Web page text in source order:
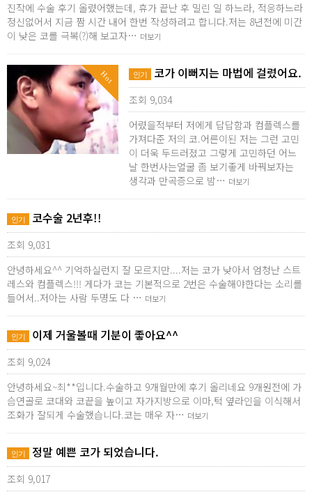
진작에 수술 후기 올렸어했는데, 휴가 끝난 후 밀린 일 하느라, 적응하느라
정신없어서 지금 짬 시간 내어 한번 작성하려고 합니다.저는 8년전에 미간
이 낮은 코를 극복(?)해 보고자… 더보기
Hot 인기 코가 이뻐지는 마법에 걸렸어요.
조회 9,034
어렸을적부터 저에게 답답함과 컴플렉스를
가져다준 저의 코.어른이된 저는 그런 고민
이 더욱 두드러졌고 그렇게 고민하던 어느
날 한번사는얼굴 좀 보기좋게 바꿔보자는
생각과 만곡증으로 밤… 더보기
인기 코수술 2년후!!
조회 9,031
안녕하세요^^ 기억하실런지 잘 모르지만....저는 코가 낮아서 엄청난 스트
레스와 컴플렉스!!! 게다가 코는 기본적으로 2번은 수술해야한다는 소리를
들어서..저아는 사람 두명도 다 … 더보기
인기 이제 거울볼때 기분이 좋아요^^
조회 9,024
안녕하세요~최**입니다.수술하고 9개월만에 후기 올리네요 9개원전에 가
슴연골로 코대와 코끝을 높이고 자가지방으로 이마,턱 옆라인을 이식해서
조화가 잘되게 수술했습니다.코는 매우 자… 더보기
인기 정말 예쁜 코가 되었습니다.
조회 9,017